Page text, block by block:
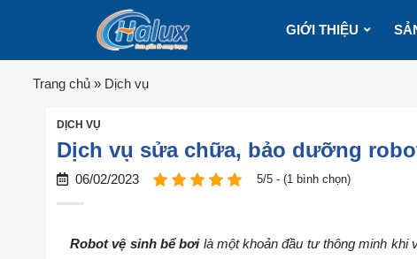
GIỚI THIỆU
Trang chủ » Dịch vụ
DỊCH VỤ
Dịch vụ sửa chữa, bảo dưỡng
06/02/2023 5/5 - (1 bình chọn)
Robot vệ sinh bể bơilà một khoản đầu tư thông minh khi